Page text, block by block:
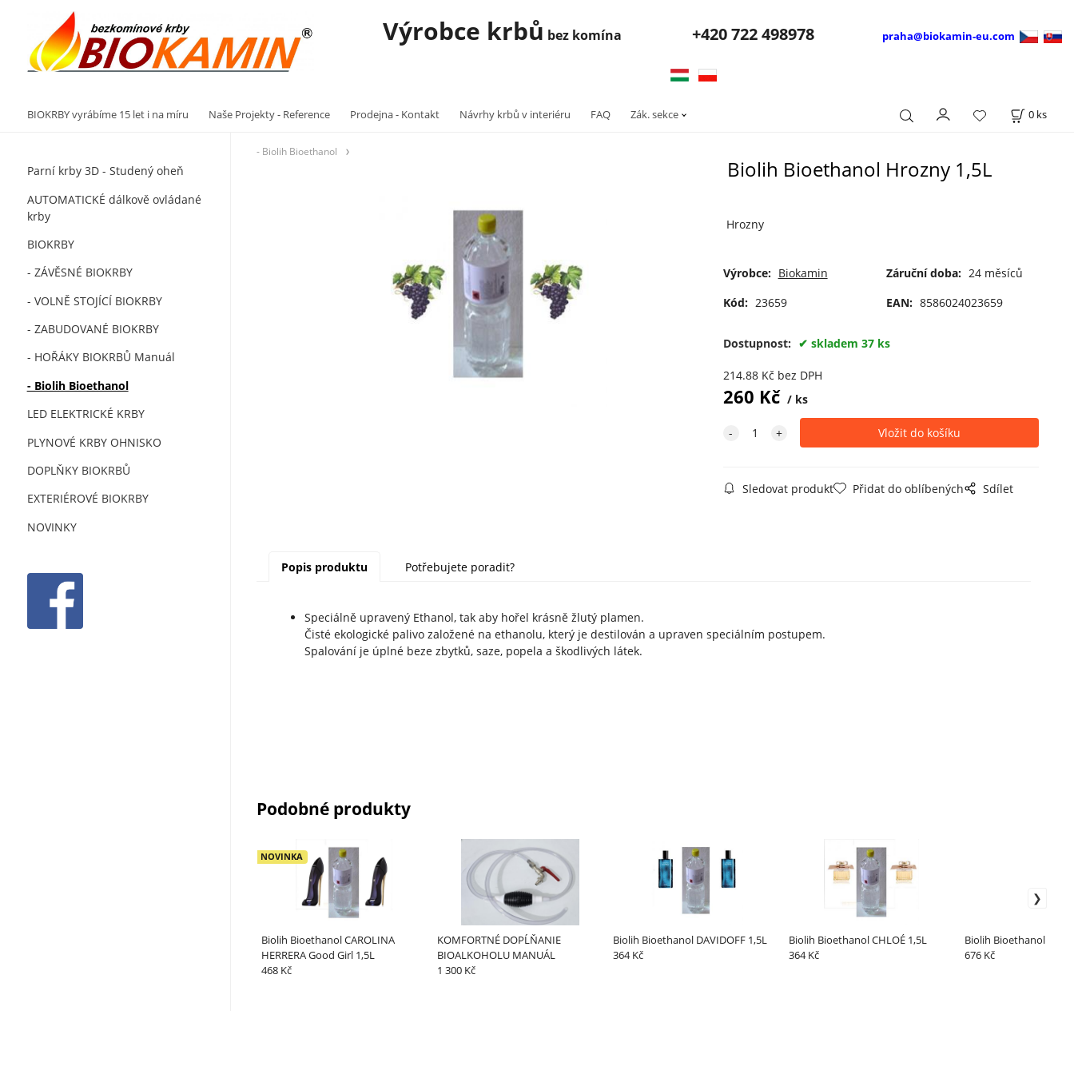
Výrobce krbů bez komína +420722 498978 praha@biokamin-eu.com
BIOKRBY vyrábíme 15 let i na míru Naše Projekty - Reference Prodejna - Kontakt Návrhy krbů v interiéru FAQ Zák. sekce 0 ks
Parní krby 3D - Studený oheň
AUTOMATICKÉ dálkově ovládané
krby
BIOKRBY
- ZÁVĚSNÉ BIOKRBY
- VOLNĚ STOJÍCÍ BIOKRBY
- ZABUDOVANÉ BIOKRBY
- HOŘÁKY BIOKRBŮ Manuál
- Biolih Bioethanol
LED ELEKTRICKÉ KRBY
PLYNOVÉ KRBY OHNISKO
DOPLŇKY BIOKRBŮ
EXTERIÉROVÉ BIOKRBY
NOVINKY
- Biolih Bioethanol
Biolih Bioethanol Hrozny 1,5L
Hrozny
Výrobce: Biokamin Záruční doba: 24 měsíců
Kód: 23659 EAN: 8586024023659
Dostupnost: skladem 37 ks
214.88Kč bez DPH
260 Kč ks
Sledovat produkt Přidat do oblíbených Sdílet
Popis produktu Potřebujete poradit?
Speciálně upravený Ethanol, tak aby hořel krásně žlutý plamen.
Čisté ekologické palivo založené na ethanolu, který je destilován a upraven speciálním postupem.
Spalování je úplné beze zbytků, saze, popela a škodlivých látek.
Podobné produkty
Biolih Bioethanol CAROLINA
HERRERA Good Girl 1,5L
NOVINKA
468 Kč
KOMFORTNÉ DOPĹŇANIE
BIOALKOHOLU MANUÁL
1 300 Kč
Biolih Bioethanol DAVIDOFF 1,5L
364 Kč
Biolih Bioethanol CHLOÉ 1,5L
364 Kč
Biolih Bioethanol
676 Kč